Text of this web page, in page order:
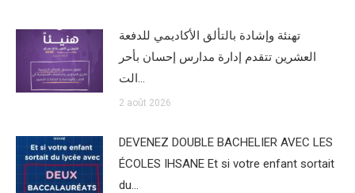
تهنئة وإشادة بالتألق الأكاديمي للدفعة
العشرين تتقدم إدارة مدارس إحسان بأحر
الت…
2 août 2026
DEVENEZ DOUBLE BACHELIER AVEC LES
ÉCOLES IHSANE Et si votre enfant sortait
du…